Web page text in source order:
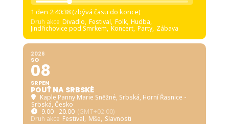
1 den 2:40:36 (zbývá času do konce)
Druh akce Divadlo, Festival, Folk, Hudba,
Jindřichovice pod Smrkem, Koncert, Party, Zábava
2026
SO
08
SRPEN
POUŤ NA SRBSKÉ
Kaple Panny Marie Sněžné, Srbská, Horní Řasnice -
Srbská, Česko
9.00 - 20.00 (GMT+02:00)
Druh akce Festival, Mše, Slavnosti